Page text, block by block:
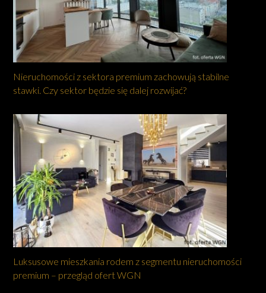
Nieruchomości z sektora premium zachowują stabilne
stawki. Czy sektor będzie się dalej rozwijać?
Luksusowe mieszkania rodem z segmentu nieruchomości
premium – przegląd ofert WGN